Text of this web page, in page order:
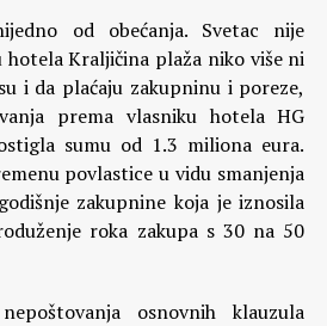
od obećanja. Svetac nije
Kraljičina plaža niko više ni
i da plaćaju zakupninu i poreze,
prema vlasniku hotela HG
sumu od 1.3 miliona eura.
povlastice u vidu smanjenja
zakupnine koja je iznosila
roka zakupa s 30 na 50
osnovnih klauzula